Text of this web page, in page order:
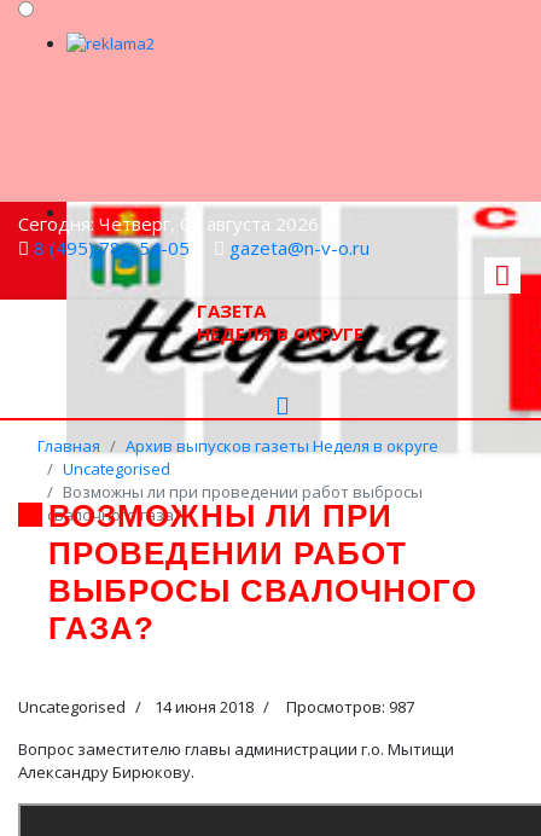
Сегодня: Четверг, 06 августа 2026
8 (495) 786-54-05
gazeta@n-v-o.ru
ГАЗЕТА
НЕДЕЛЯ В ОКРУГЕ
Главная
Архив выпусков газеты Неделя в округе
Uncategorised
Возможны ли при проведении работ выбросы
свалочного газа?
ВОЗМОЖНЫ ЛИ ПРИ
ПРОВЕДЕНИИ РАБОТ
ВЫБРОСЫ СВАЛОЧНОГО
ГАЗА?
Uncategorised 14 июня 2018
Просмотров: 987
Вопрос заместителю главы администрации г.о. Мытищи
Александру Бирюкову.